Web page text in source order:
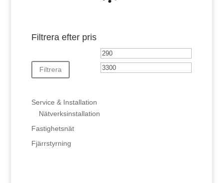
Filtrera efter pris
Min
pris
Filtrera
Service & Installation
Nätverksinstallation
Fastighetsnät
Fjärrstyrning